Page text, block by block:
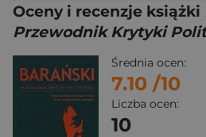
Oceny i recenzje książki
Przewodnik Krytyki
Średnia ocen:
7.10 /10
Liczba ocen:
10